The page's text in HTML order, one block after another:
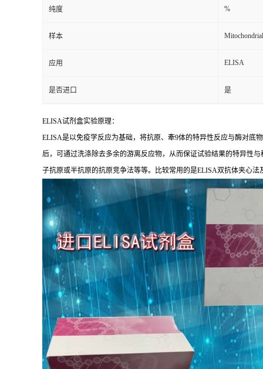
纯度 %
样本
应用 ELISA
是否进口 是
ELISA试剂盒实验原理：
ELISA是以免疫学反应为基础，将抗原、牽9体的特异性反应与酶对底
后，可通过洗涤除去多余的游离反应物，从而保证试验结果的特异性
子抗原或半抗原的抗原竞争法等等。比较常用的是ELISA双抗体夹心法